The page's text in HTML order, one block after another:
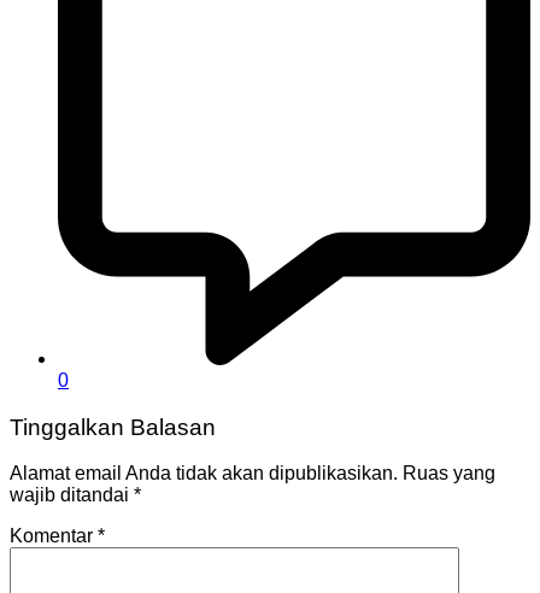
0
Tinggalkan Balasan
Alamat email Anda tidak akan dipublikasikan. Ruas yang
wajib ditandai *
Komentar *